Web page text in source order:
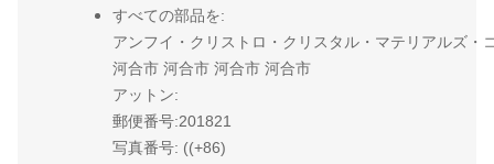
すべての部品を:
アンフイ・クリストロ・クリスタル・マテリアルズ・
河合市 河合市 河合市 河合市
アットン:
郵便番号:201821
写真番号: ((+86)